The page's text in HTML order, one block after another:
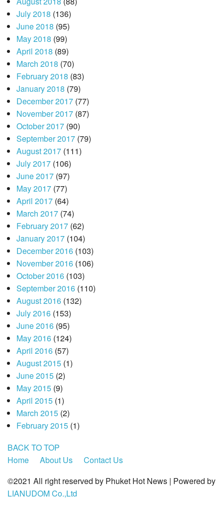
July 2018 (136)
June 2018 (95)
May 2018 (99)
April 2018 (89)
March 2018 (70)
February 2018 (83)
January 2018 (79)
December 2017(77)
November 2017(87)
October 2017(90)
September 2017(79)
August 2017(111)
July 2017(106)
June 2017(97)
May 2017(77)
April 2017(64)
March 2017(74)
February 2017(62)
January 2017(104)
December 2016(103)
November 2016(106)
October 2016(103)
September 2016(110)
August 2016(132)
July 2016(153)
June 2016(95)
May 2016(124)
April 2016(57)
August 2015(1)
June 2015(2)
May 2015(9)
April 2015(1)
March 2015(2)
February 2015(1)
BACK TO TOP
Home
About Us
Contact Us
©2021 All right reserved by Phuket Hot News | Powered by
LIANUDOM Co.,Ltd